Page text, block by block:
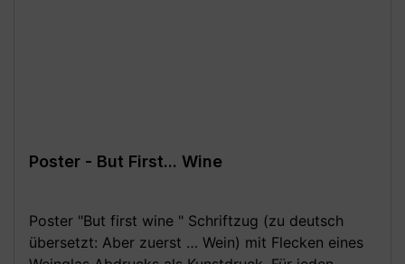
Poster - But First... Wine
Poster "But first wine " Schriftzug (zu deutsch
übersetzt: Aber zuerst … Wein) mit Flecken eines